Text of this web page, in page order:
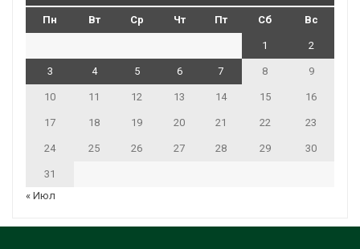
Пн Вт Ср Чт Пт Сб Вс
1 2
3 4 5 6 7 8 9
10 11 12 13 14 15 16
17 18 19 20 21 22 23
24 25 26 27 28 29 30
31
« Июл